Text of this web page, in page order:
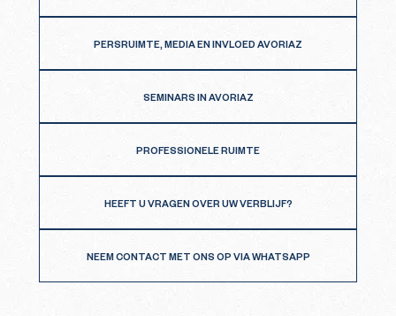
PERSRUIMTE, MEDIA EN INVLOED AVORIAZ
SEMINARS IN AVORIAZ
PROFESSIONELE RUIMTE
HEEFT U VRAGEN OVER UW VERBLIJF?
NEEM CONTACT MET ONS OP VIA WHATSAPP